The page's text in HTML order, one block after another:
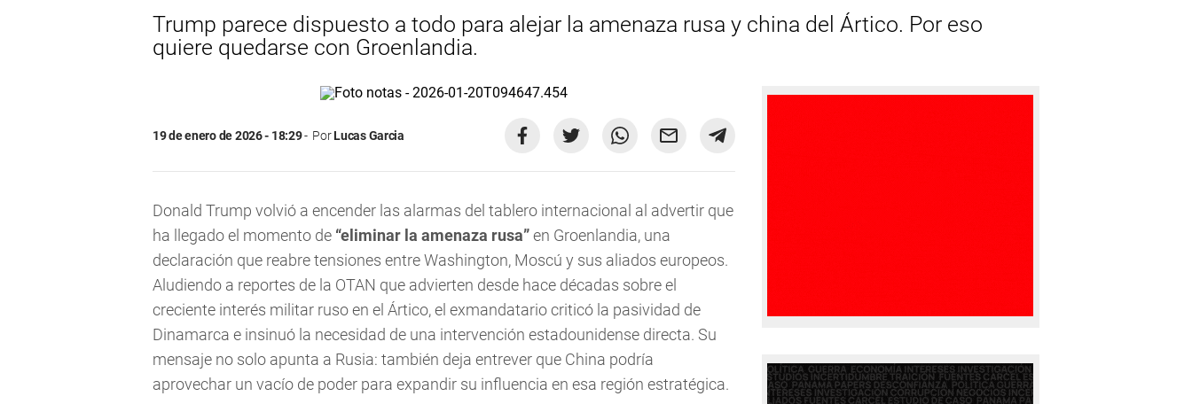
Trump parece dispuesto a todo para alejar la amenaza rusa y china del Ártico. Por eso
quiere quedarse con Groenlandia.
19 de enero de 2026 - 18:29 PorLucas Garcia
Donald Trump volvió a encender las alarmas del tablero internacional al advertir que
ha llegado el momento de “eliminar la amenaza rusa”en Groenlandia, una
declaración que reabre tensiones entre Washington, Moscú y sus aliados europeos.
Aludiendo a reportes de la OTAN que advierten desde hace décadas sobre el
creciente interés militar ruso en el Ártico, el exmandatario criticó la pasividad de
Dinamarca e insinuó la necesidad de una intervención estadounidense directa. Su
mensaje no solo apunta a Rusia: también deja entrever que China podría
aprovechar un vacío de poder para expandir su influencia en esa región estratégica.